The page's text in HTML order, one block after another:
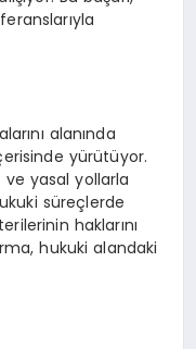
alanında
yürütüyor.
yasal yollarla
süreçlerde
haklarını
hukuki alandaki